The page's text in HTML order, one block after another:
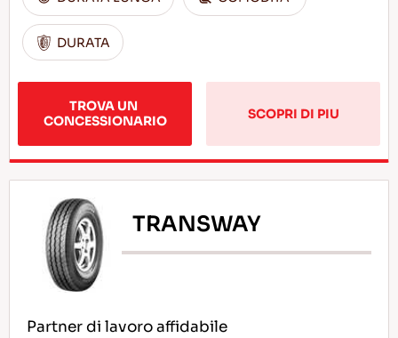
DURATA
TROVA UN
CONCESSIONARIO
SCOPRI DI PIU
TRANSWAY
Partner di lavoro affidabile